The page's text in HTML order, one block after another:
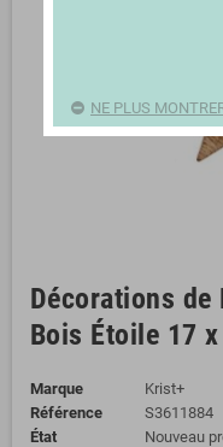
Décorations
Bois Étoile 17
Marque
Krist+
Référence
S3611884
État
Nouveau
NE PLUS